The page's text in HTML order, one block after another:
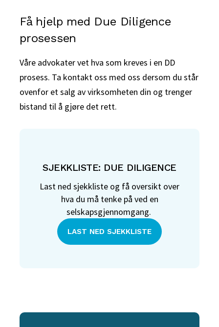
Få hjelp med Due Diligence
prosessen
Våre advokater vet hva som kreves i en DD
prosess. Ta kontakt oss med oss dersom du står
ovenfor et salg av virksomheten din og trenger
bistand til å gjøre det rett.
SJEKKLISTE: DUE DILIGENCE
Last ned sjekkliste og få oversikt over
hva du må tenke på ved en
selskapsgjennomgang.
LAST NED SJEKKLISTE